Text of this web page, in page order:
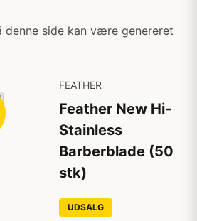
denne side kan være genereret
FEATHER
Feather New Hi-
Stainless
Barberblade (50
stk)
UDSALG